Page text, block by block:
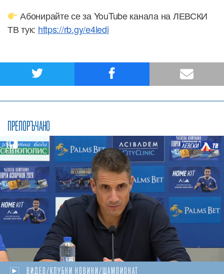
Абонирайте се за YouTube канала на ЛЕВСКИ
ТВ тук: https://rb.gy/e4ledi
ПРЕПОРЪЧАНО
ВИДЕО/КЛУБНИ НОВИНИ/ШАМПИОНАТ